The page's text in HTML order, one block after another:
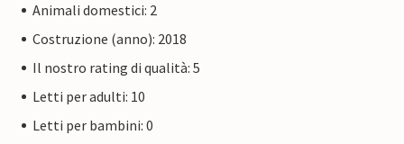
Animali domestici: 2
Costruzione (anno): 2018
Il nostro rating di qualità: 5
Letti per adulti: 10
Letti per bambini: 0